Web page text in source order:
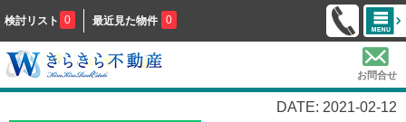
検討リスト 0 最近見た物件 0
お問合せ
DATE: 2021-02-12